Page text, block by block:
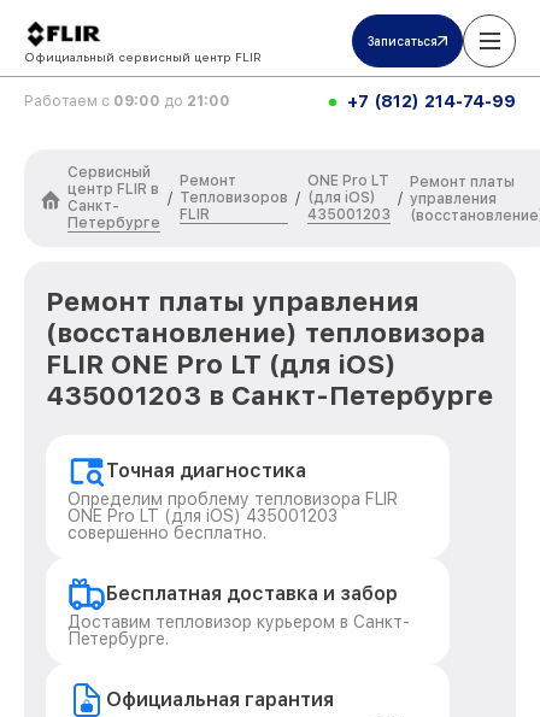
Официальный сервисный центр FLIR
Записаться
Работаем с 09:00 до 21:00 +7 (812) 214-74-99
Сервисный
центр FLIR в
Санкт-
Петербурге
/
Ремонт
Тепловизоров
FLIR
/
ONE Pro LT
(для iOS)
435001203
/
Ремонт платы
управления
Ремонт платы управления
(восстановление) тепловизора
FLIR ONE Pro LT (для iOS)
435001203 в Санкт-Петербурге
Точная диагностика
Определим проблему тепловизора FLIR
ONE Pro LT (для iOS) 435001203
совершенно бесплатно.
Бесплатная доставка и забор
Доставим тепловизор курьером в Санкт-
Петербурге.
Официальная гарантия